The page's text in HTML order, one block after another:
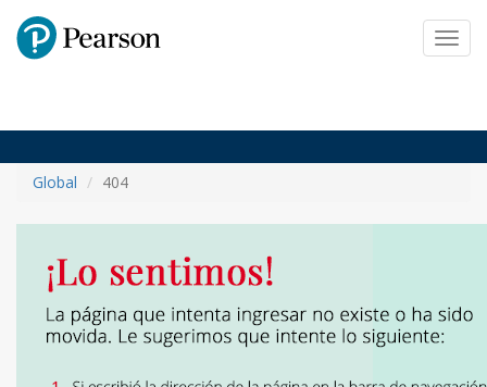
Pearson
Global 404